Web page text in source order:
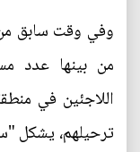
من بينها عدد
اللاجئين في
ترحيلهم، يشكل